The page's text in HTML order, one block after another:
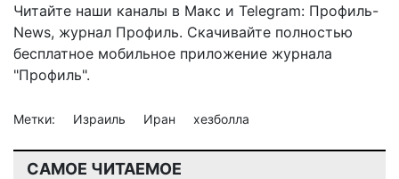
Читайте наши каналы в Макс и Telegram: Профиль-
News, журнал Профиль. Скачивайте полностью
бесплатное мобильное приложение журнала
"Профиль".
Метки: Израиль Иран хезболла
САМОЕ ЧИТАЕМОЕ